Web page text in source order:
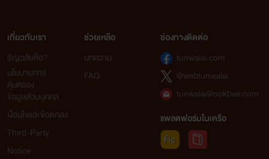
เกี่ยวกับเรา
ธัญวลัยคือ?
นโยบายการ
คุ้มครอง
ข้อมูลส่วนบุคคล
เงื่อนไขและข้อตกลง
Third-Party
Notice
ช่วยเหลือ
บทความ
FAQ
ช่องทางติดต่อ
tunwalai.com
@webtunwalai
tunwalai@ookbee.com
แพลตฟอร์มในเครือ